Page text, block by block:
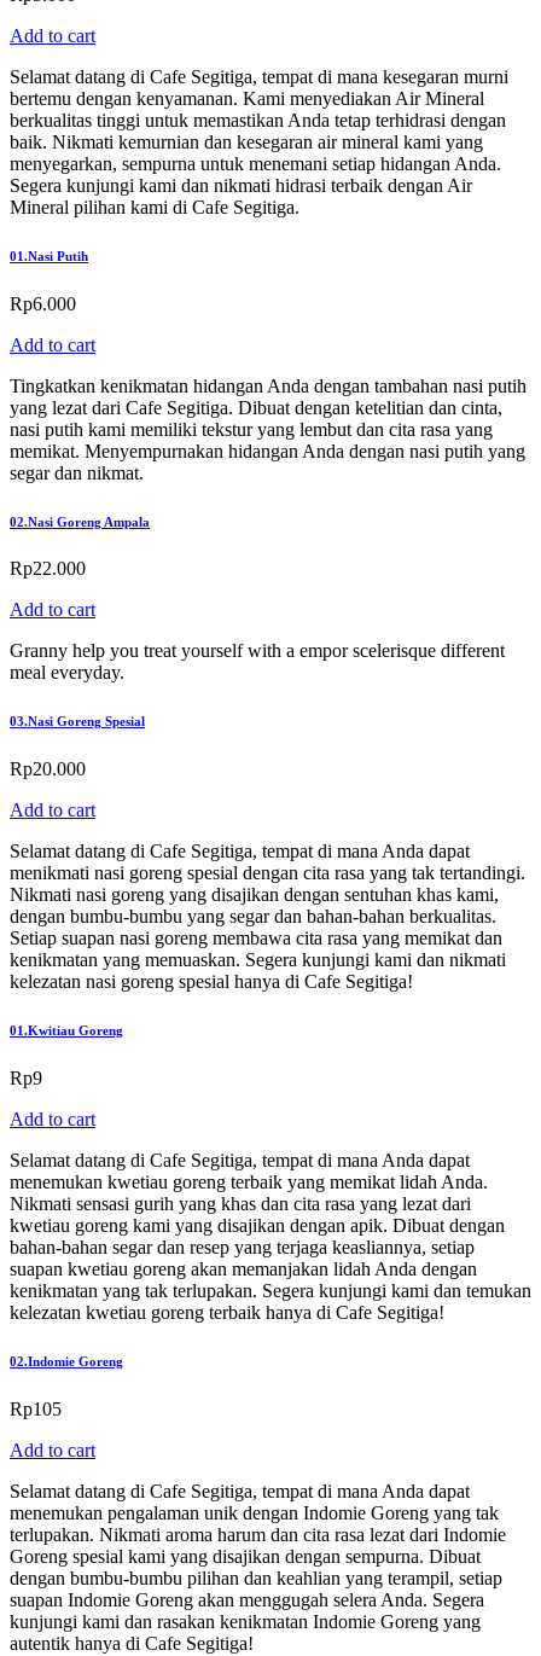
Add to cart
Selamat datang di Cafe Segitiga, tempat di mana kesegaran murni
bertemu dengan kenyamanan. Kami menyediakan Air Mineral
berkualitas tinggi untuk memastikan Anda tetap terhidrasi dengan
baik. Nikmati kemurnian dan kesegaran air mineral kami yang
menyegarkan, sempurna untuk menemani setiap hidangan Anda.
Segera kunjungi kami dan nikmati hidrasi terbaik dengan Air
Mineral pilihan kami di Cafe Segitiga.
01.Nasi Putih
Rp6.000
Add to cart
Tingkatkan kenikmatan hidangan Anda dengan tambahan nasi putih
yang lezat dari Cafe Segitiga. Dibuat dengan ketelitian dan cinta,
nasi putih kami memiliki tekstur yang lembut dan cita rasa yang
memikat. Menyempurnakan hidangan Anda dengan nasi putih yang
segar dan nikmat.
02.Nasi Goreng Ampala
Rp22.000
Add to cart
Granny help you treat yourself with a empor scelerisque different
meal everyday.
03.Nasi Goreng Spesial
Rp20.000
Add to cart
Selamat datang di Cafe Segitiga, tempat di mana Anda dapat
menikmati nasi goreng spesial dengan cita rasa yang tak tertandingi.
Nikmati nasi goreng yang disajikan dengan sentuhan khas kami,
dengan bumbu-bumbu yang segar dan bahan-bahan berkualitas.
Setiap suapan nasi goreng membawa cita rasa yang memikat dan
kenikmatan yang memuaskan. Segera kunjungi kami dan nikmati
kelezatan nasi goreng spesial hanya di Cafe Segitiga!
01.Kwitiau Goreng
Rp9
Add to cart
Selamat datang di Cafe Segitiga, tempat di mana Anda dapat
menemukan kwetiau goreng terbaik yang memikat lidah Anda.
Nikmati sensasi gurih yang khas dan cita rasa yang lezat dari
kwetiau goreng kami yang disajikan dengan apik. Dibuat dengan
bahan-bahan segar dan resep yang terjaga keasliannya, setiap
suapan kwetiau goreng akan memanjakan lidah Anda dengan
kenikmatan yang tak terlupakan. Segera kunjungi kami dan temukan
kelezatan kwetiau goreng terbaik hanya di Cafe Segitiga!
02.Indomie Goreng
Rp105
Add to cart
Selamat datang di Cafe Segitiga, tempat di mana Anda dapat
menemukan pengalaman unik dengan Indomie Goreng yang tak
terlupakan. Nikmati aroma harum dan cita rasa lezat dari Indomie
Goreng spesial kami yang disajikan dengan sempurna. Dibuat
dengan bumbu-bumbu pilihan dan keahlian yang terampil, setiap
suapan Indomie Goreng akan menggugah selera Anda. Segera
kunjungi kami dan rasakan kenikmatan Indomie Goreng yang
autentik hanya di Cafe Segitiga!